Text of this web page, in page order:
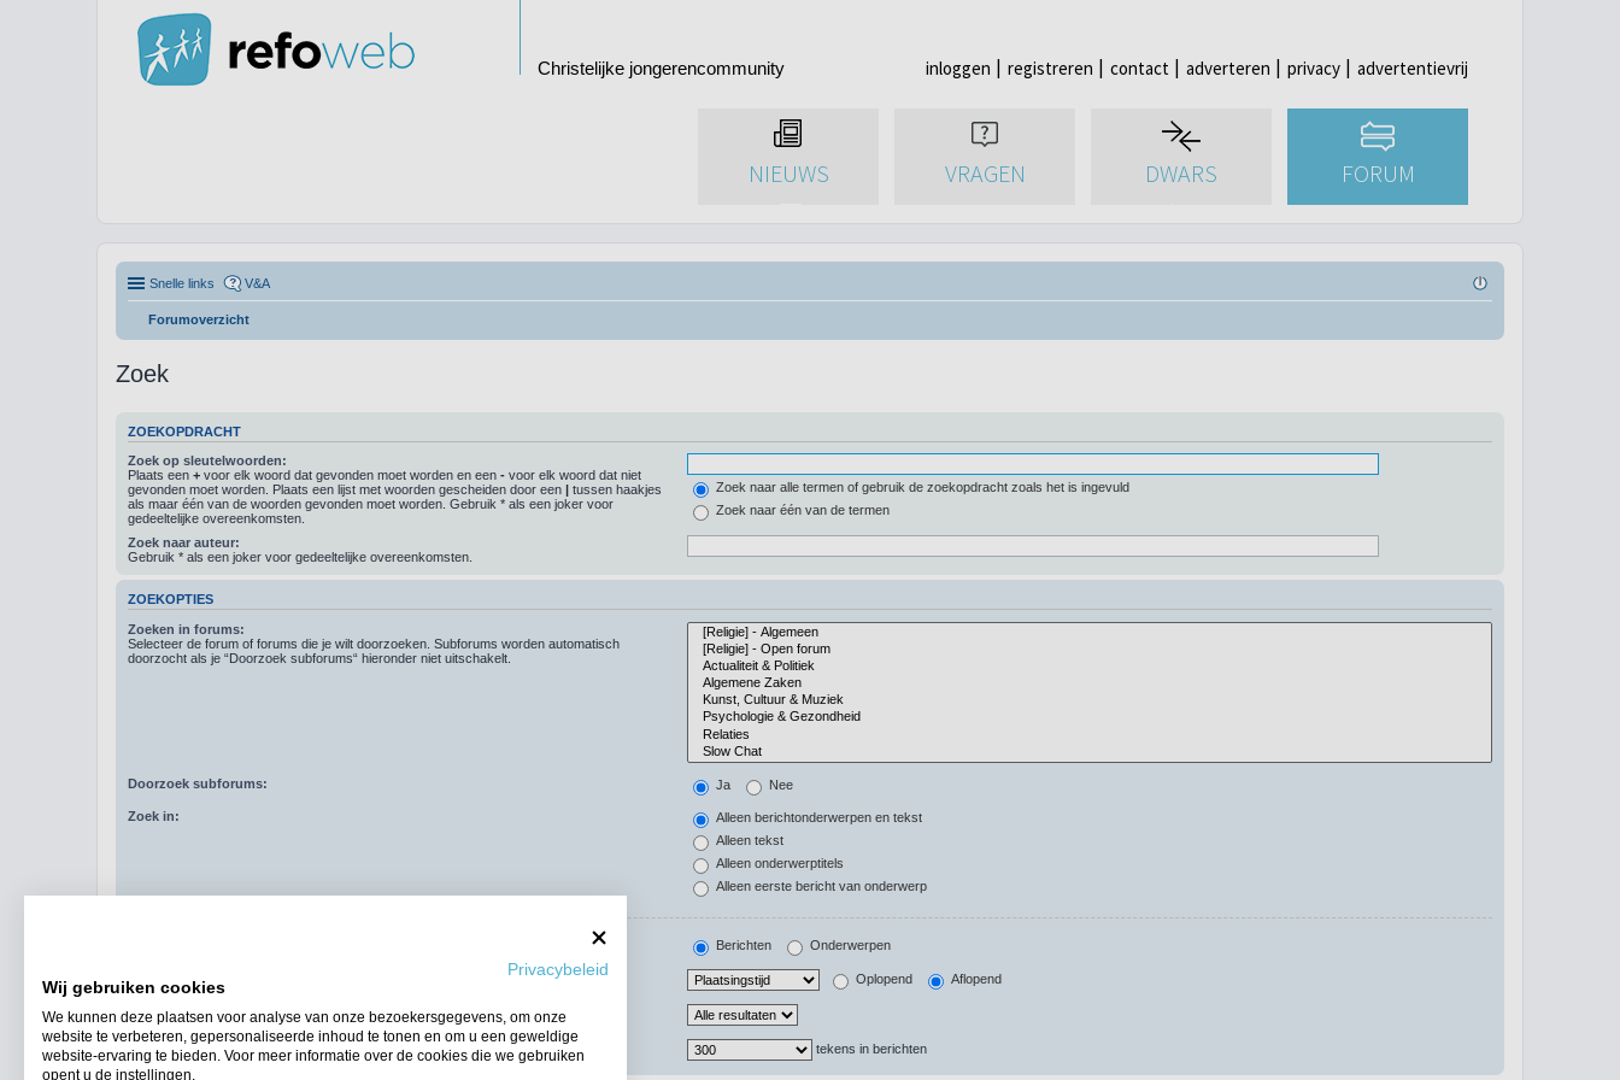
Christelijke jongerencommunity inloggen registreren contact adverteren privacy advertentievrij
NIEUWS VRAGEN DWARS FORUM
Snelle links V&A
Forumoverzicht
Zoek
ZOEKOPDRACHT
Zoek op sleutelwoorden:
Plaats een + voor elk woord dat gevonden moet worden en een - voor elk woord dat niet
gevonden moet worden. Plaats een lijst met woorden gescheiden door een | tussen haakjes
als maar één van de woorden gevonden moet worden. Gebruik * als een joker voor
gedeeltelijke overeenkomsten.
Zoek naar alle termen of gebruik de zoekopdracht zoals het is ingevuld
Zoek naar één van de termen
Zoek naar auteur:
Gebruik * als een joker voor gedeeltelijke overeenkomsten.
ZOEKOPTIES
Zoeken in forums:
Selecteer de forum of forums die je wilt doorzoeken. Subforums worden automatisch
doorzocht als je “Doorzoek subforums“ hieronder niet uitschakelt.
Doorzoek subforums: Ja Nee
Zoek in:
Alleen berichtonderwerpen en tekst
Alleen tekst
Alleen onderwerptitels
Alleen eerste bericht van onderwerp
Berichten Onderwerpen
Oplopend Aflopend
Zoek in berichten van afgelopen:
Geef eerste: tekens in berichten
Privacybeleid
Wij gebruiken cookies
We kunnen deze plaatsen voor analyse van onze bezoekersgegevens, om onze
website te verbeteren, gepersonaliseerde inhoud te tonen en om u een geweldige
website-ervaring te bieden. Voor meer informatie over de cookies die we gebruiken
opent u de instellingen.